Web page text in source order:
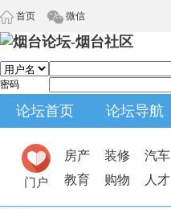
首页 微信
密码
论坛首页 论坛导航
门户
房产 装修 汽车
教育
购物 人才